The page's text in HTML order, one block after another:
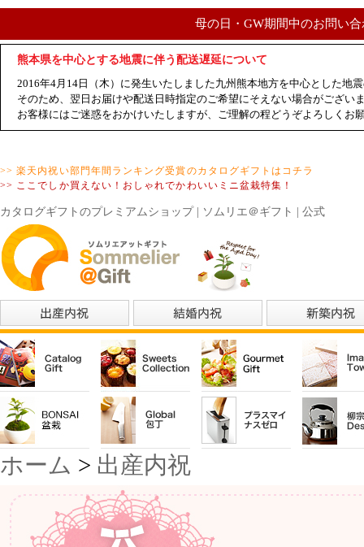
母の日・GW期間中のお問い
熊本県を中心とする地震に伴う配送遅延について
2016年4月14日（木）に発生いたしました九州熊本地方を中心とした地
そのため、翌日お届けや配送日時指定のご希望にそえない場合がござい
お客様にはご迷惑をおかけいたしますが、ご理解の程どうぞよろしくお
>> 楽天内祝い部門年間ランキング受賞のカタログギフトはコチラ
>> ここでしか買えない！おしゃれでかわいいミニ盆栽特集！
カタログギフトのプレミアムショップ | ソムリエ＠ギフト | 公式
ホーム > 出産内祝